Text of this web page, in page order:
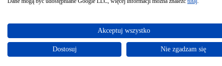
Siłowniki do przepustnic bez sprężyny powrotnej
Siłowniki do przepustnic ze sprężyną powrotną
Siłowniki do rozwiązań przeciwpożarowych
Siłowniki do zaworów bez spreżyny powrotnej
Akceptuj wszystko
Dostosuj Nie zgadzam się